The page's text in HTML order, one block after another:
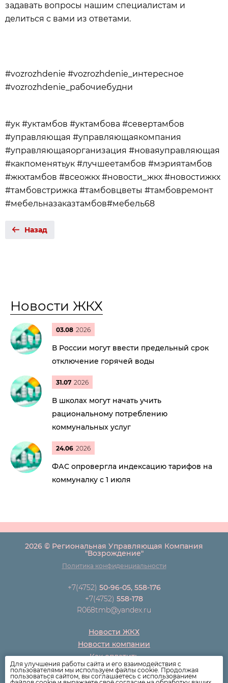
задавать вопросы нашим специалистам и
делиться с вами из ответами.
#vozrozhdenie #vozrozhdenie_интересное
#vozrozhdenie_рабочиебудни
#ук #уктамбов #уктамбова #севертамбов
#управляющая #управляющаякомпания
#управляющаяорганизация #новаяуправляющая
#какпоменятьук #лучшеетамбов #мэриятамбов
#жкхтамбов #всеожкх #новости_жкх #новостижкх
#тамбовстрижка #тамбовцветы #тамбовремонт
#мебельназаказтамбов#мебель68
Назад
Новости ЖКХ
03.08 2026
В России могут ввести предельный срок
отключение горячей воды
31.07 2026
В школах могут начать учить
рациональному потреблению
коммунальных услуг
24.06 2026
ФАС опровергла индексацию тарифов на
коммуналку с 1 июля
2026 © Региональная Управляющая Компания
"Возрождение"
Политика конфиденциальности
+7(4752) 50-96-05, 558-176
+7(4752) 558-178
R068tmb@yandex.ru
Новости ЖКХ
Новости компании
Как оплатить
Дома
Раскрытие информации
Для улучшения работы сайта и его взаимодействия с
пользователями мы используем файлы cookie. Продолжая
пользоваться сайтом, вы соглашаетесь с использованием